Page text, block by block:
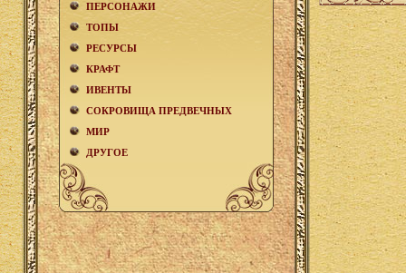
ПЕРСОНАЖИ
ТОПЫ
РЕСУРСЫ
КРАФТ
ИВЕНТЫ
СОКРОВИЩА ПРЕДВЕЧНЫХ
МИР
ДРУГОЕ